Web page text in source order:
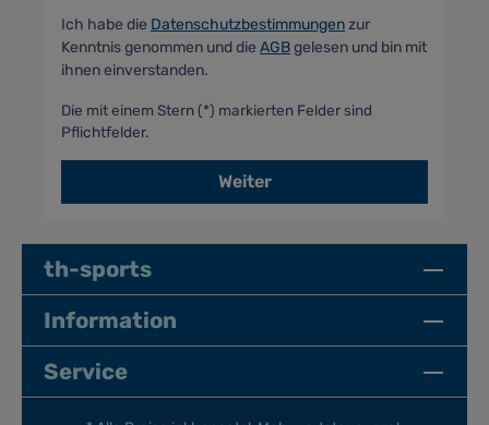
Ich habe die Datenschutzbestimmungenzur
Kenntnis genommen und die AGBgelesen und bin mit
ihnen einverstanden.
Die mit einem Stern (*) markierten Felder sind
Pflichtfelder.
Weiter
th-sports
Information
Service